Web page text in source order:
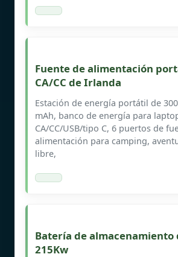
Fuente de alimentación
CA/CC de Irlanda
Estación de energía portátil de
mAh, banco de energía para
CA/CC/USB/tipo C, 6 puertos de
alimentación para camping,
libre,
Batería de almacenamiento
215Kw